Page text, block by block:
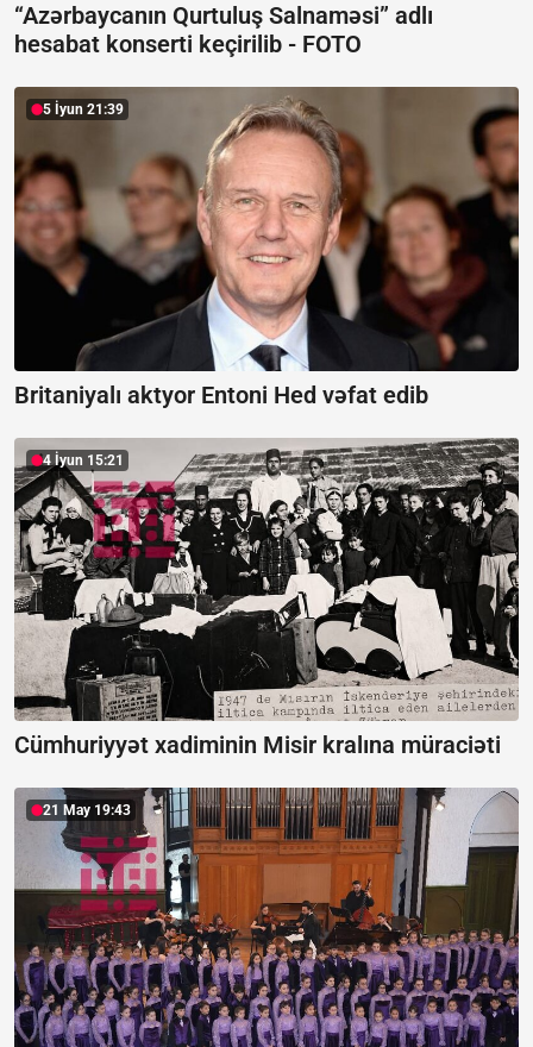
“Azərbaycanın Qurtuluş Salnaməsi” adlı
hesabat konserti keçirilib - FOTO
5 İyun 21:39
Britaniyalı aktyor Entoni Hed vəfat edib
4 İyun 15:21
Cümhuriyyət xadiminin Misir kralına müraciəti
21 May 19:43